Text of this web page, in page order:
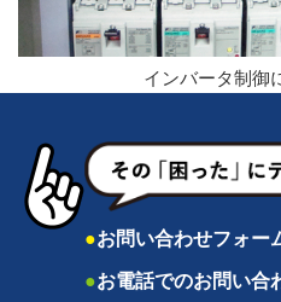
インバータ制御
●お問い合わせフォー
●お電話でのお問い合